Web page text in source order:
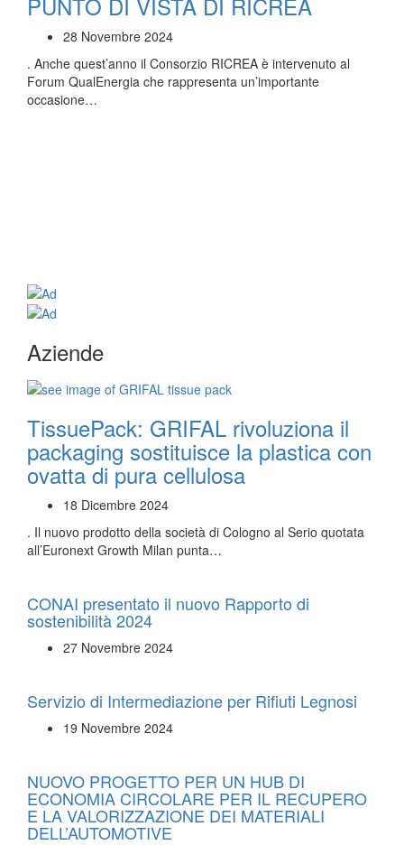
28 Novembre 2024
. Anche quest’anno il Consorzio RICREA è intervenuto al
Forum QualEnergia che rappresenta un’importante
occasione…
Aziende
TissuePack: GRIFAL rivoluziona il
packaging sostituisce la plastica con
ovatta di pura cellulosa
18 Dicembre 2024
. Il nuovo prodotto della società di Cologno al Serio quotata
all’Euronext Growth Milan punta…
CONAI presentato il nuovo Rapporto di
sostenibilità 2024
27 Novembre 2024
Servizio di Intermediazione per Rifiuti Legnosi
19 Novembre 2024
NUOVO PROGETTO PER UN HUB DI
ECONOMIA CIRCOLARE PER IL RECUPERO
E LA VALORIZZAZIONE DEI MATERIALI
DELL’AUTOMOTIVE